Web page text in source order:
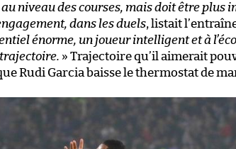
niveau des courses, mais doit être plus
dans les duels, listait
énorme, un joueur intelligent et à
» Trajectoire qu’il aimerait
Rudi Garcia baisse le thermostat de